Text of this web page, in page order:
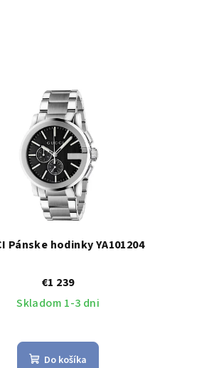
Pánske hodinky YA101204
€1 239
Skladom 1-3 dni
Do košíka